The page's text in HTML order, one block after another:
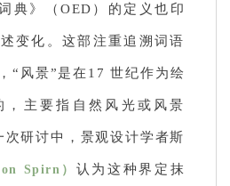
典》（OED）的定义也印
变化。这部注重追溯词语
“风景”是在17 世纪作为绘
，主要指自然风光或风景
研讨中，景观设计学者斯
Spirn） 认为这种界定抹